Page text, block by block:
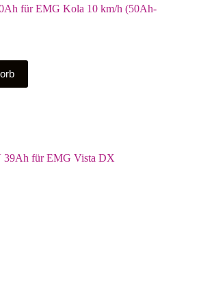
für EMG Kola 10 km/h (50Ah-